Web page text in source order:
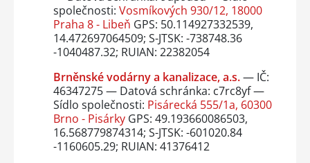
společnosti: Vosmíkových 930/12, 18000
Praha 8 - Libeň GPS: 50.114927332539,
14.472697064509; S-JTSK: -738748.36
-1040487.32; RUIAN: 22382054
Brněnské vodárny a kanalizace, a.s.— IČ:
46347275 — Datová schránka: c7rc8yf —
Sídlo společnosti: Pisárecká 555/1a, 60300
Brno - PisárkyGPS: 49.193660086503,
16.568779874314; S-JTSK: -601020.84
-1160605.29; RUIAN: 41376412